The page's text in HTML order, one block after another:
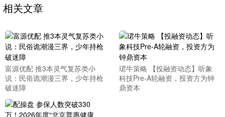
相关文章
富源优配 推3本灵气复苏类小
说：民俗诡潮漫三界，少年持枪
破迷障
珺牛策略 【投融资动态】听象
科技Pre-A轮融资，投资方为钟
鼎资本